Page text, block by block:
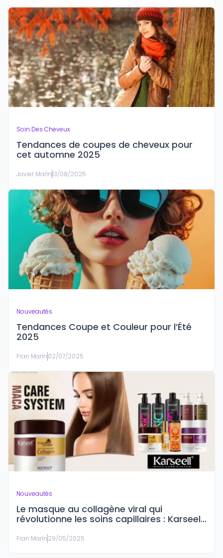
Soin Des Cheveux
Tendances de coupes de cheveux pour
cet automne 2025
Javier Marín13/08/2025
Nouveautés
Tendances Coupe et Couleur pour l’Été
2025
Fran Marín02/07/2025
Nouveautés
Le masque au collagène viral qui
révolutionne les soins capillaires : Karseell
Fran Marín29/05/2025